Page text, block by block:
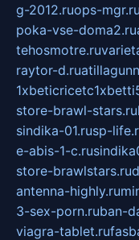
g-2012.ruops-mgr.ru
poka-vse-doma2.ru
tehosmotre.ru
raytor-d.ru
store-brawl-stars.ru
sindika-01.rusp-
e-abis-1-c.ru
store-brawlstars.ru
antenna-highly.ru
3-sex-porn.ruban-
viagra-tablet.ru